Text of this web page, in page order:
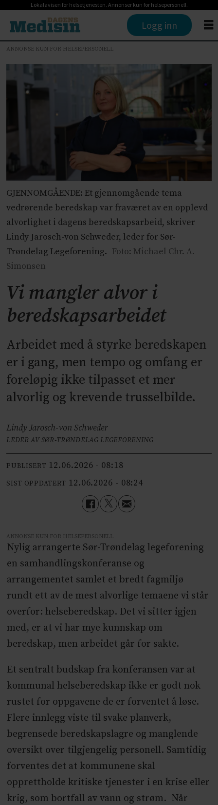
Lokalavisen for helsetjenesten. Annonser kun for helsepersonell.
Logg inn
ANNONSE KUN FOR HELSEPERSONELL
GJENNOMGÅENDE: Et gjennomgående tema
vedrørende beredskap var fraværet av en opplevd
alvorlighet i dagens beredskapsarbeid, skriver
Lindy Jarosch-von Schweder, leder for Sør-
Trøndelag Legeforening. Foto: Michael Chr. A.
Simonsen
Vi mangler alvor i
beredskapsarbeidet
Arbeidet med å styrke beredskapen
er i gang, men tempo og omfang er
foreløpig ikke tilpasset et mer
alvorlig og krevende trusselbilde.
Lindy Jarosch-von Schweder
LEDER AV SØR-TRØNDELAG LEGEFORENING
PUBLISERT 12.06.2026 - 08:18
SIST OPPDATERT 12.06.2026 - 08:24
ANNONSE KUN FOR HELSEPERSONELL
Nylig arrangerte Sør-Trøndelag legeforening
en samhandlingskonferanse og
arrangementet samle­t et bredt fagmiljø
rundt ett av de mest alvorlige temaene vi står
overfor: helseberedskap. Det vi sitter igjen
med, er at vi har mye kunnskap om
beredskap, men arbeidet går for sakte.
Et sentralt budskap fra konferansen var at
kommunal helseberedskap ikke er godt nok
rustet for oppgavene de er forventet å løse.
Flere innlegg viste til svake planverk,
begrensede beredskapslagre og manglende
oversikt over tilgjengelig personell. Samtidig
forventes det at kommunene skal
opprettholde kritiske tjenester i en krise eller
krig, som bortfall av vann og strøm. Når